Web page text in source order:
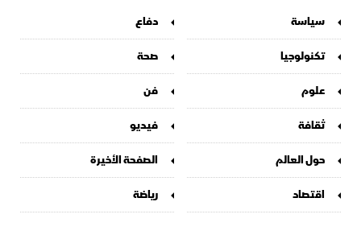
سياسة
دفاع
تكنولوجيا
صحة
علوم
فن
ثقافة
فيديو
حول العالم
الصفحة الأخيرة
اقتصاد
رياضة